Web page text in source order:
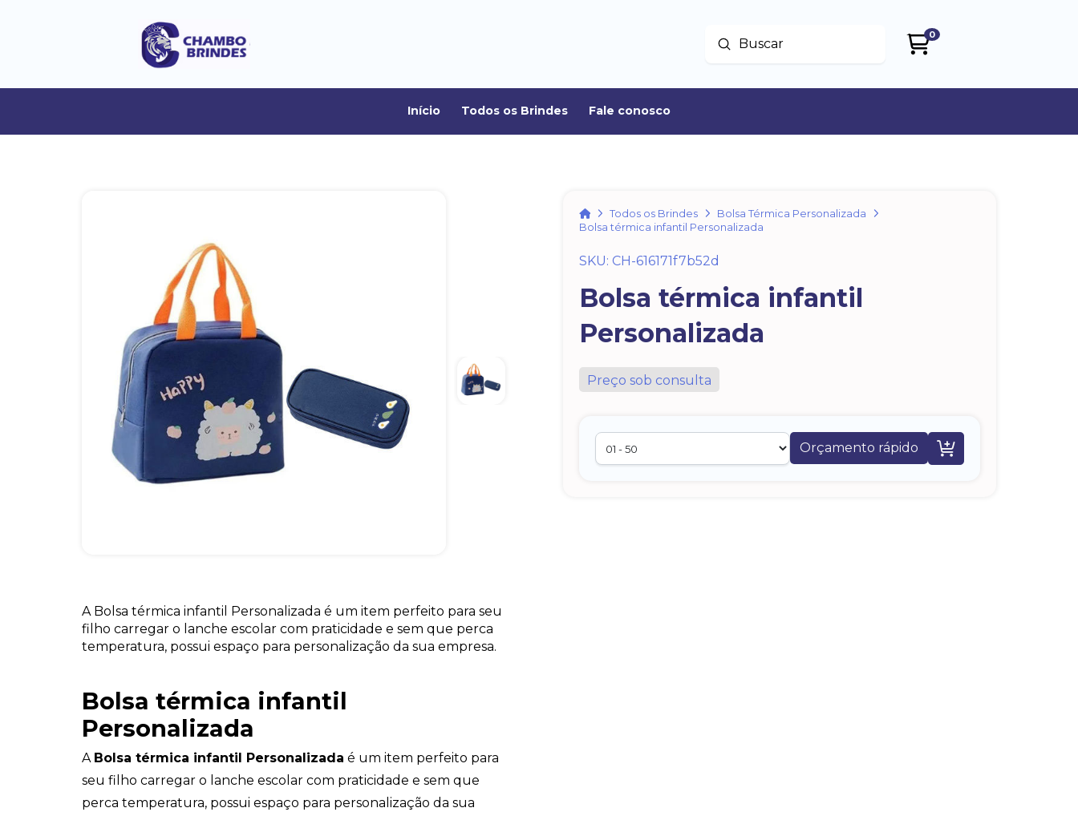
Buscar
Enviar
0
Início Todos os Brindes Fale conosco
HomeTodos os Brindes
Bolsa Térmica Personalizada
Bolsa térmica infantil Personalizada
SKU: CH-616171f7b52d
Bolsa térmica infantil
Personalizada
Preço sob consulta
Orçamento rápido 
A Bolsa térmica infantil Personalizada é um item perfeito para seu
filho carregar o lanche escolar com praticidade e sem que perca
temperatura, possui espaço para personalização da sua empresa.
Bolsa térmica infantil
Personalizada
A Bolsa térmica infantil Personalizada é um item perfeito para
seu filho carregar o lanche escolar com praticidade e sem que
perca temperatura, possui espaço para personalização da sua